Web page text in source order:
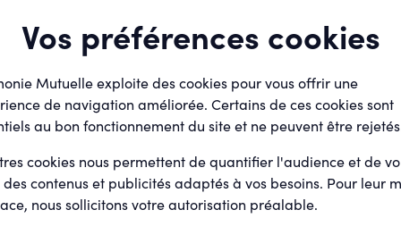
avant tout veiller à vous garantir un accès durable aux
Vos préférences cookies
Mutuelle exploite des cookies pour vous offrir une
de navigation améliorée. Certains de ces cookies sont
au bon fonctionnement du site et ne peuvent être
cookies nous permettent de quantifier l'audience et de
contenus et publicités adaptés à vos besoins. Pour leur
nous sollicitons votre autorisation préalable.